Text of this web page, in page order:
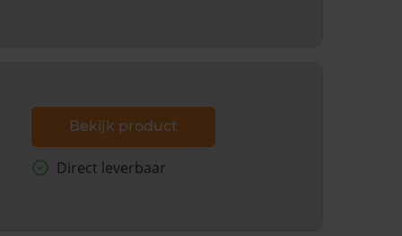
Bekijk product
Direct leverbaar